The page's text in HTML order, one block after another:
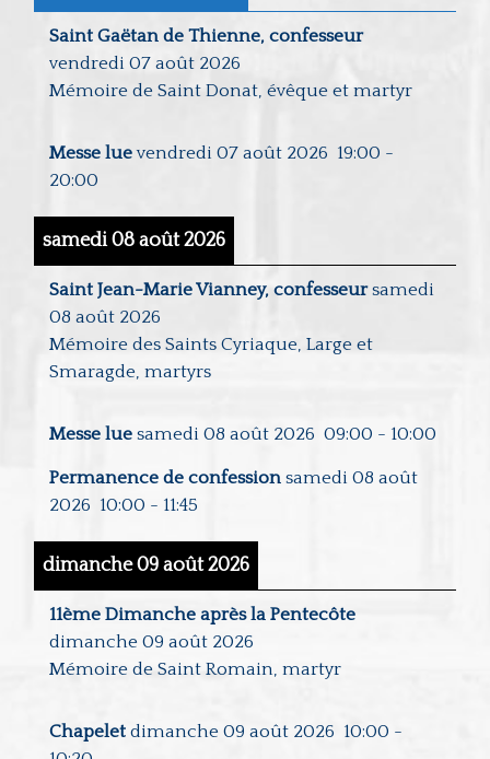
Saint Gaëtan de Thienne, confesseur
vendredi 07 août 2026
Mémoire de Saint Donat, évêque et martyr
Messe lue vendredi 07 août 2026 19:00 -
20:00
samedi 08 août 2026
Saint Jean-Marie Vianney, confesseur samedi
08 août 2026
Mémoire des Saints Cyriaque, Large et
Smaragde, martyrs
Messe lue samedi 08 août 2026 09:00 - 10:00
Permanence de confession samedi 08 août
2026 10:00 - 11:45
dimanche 09 août 2026
11ème Dimanche après la Pentecôte
dimanche 09 août 2026
Mémoire de Saint Romain, martyr
Chapelet dimanche 09 août 2026 10:00 -